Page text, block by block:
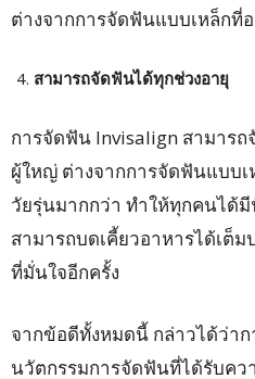
ต่างจากการจัดฟันแบบเหล็กที่
สามารถจัดฟันได้ทุกช่วงอายุ
การจัดฟัน Invisalign สามาร
ผู้ใหญ่ ต่างจากการจัดฟันแบบเ
วัยรุ่นมากกว่า ทำให้ทุกคนได้มี
สามารถบดเคี้ยวอาหารได้เต็
ที่มั่นใจอีกครั้ง
จากข้อดีทั้งหมดนี้ กล่าวได้ว่า
นวัตกรรมการจัดฟันที่ได้รับคว